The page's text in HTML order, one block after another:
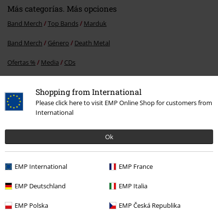
Shopping from International
Please click here to visit EMP Online Shop for customers from
International
Ok
EMP International EMP France
EMP Deutschland EMP Italia
EMP Polska EMP Česká Republika
Más categorías. Más opciones
Band Merch Top Bands Marduk
Band Merch Género Death Metal
Ofertas % Media CDs
E-mail Newsletter
¡Cheque regalo del 15% de descuento,
suscríbete ahora!Más
Doy mi consentimiento para recibir la newsletter de EMP y acepto que